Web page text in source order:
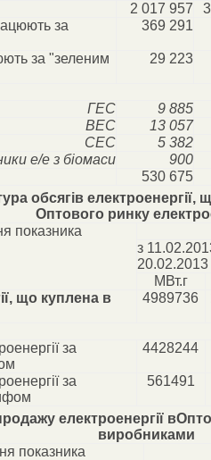
2 017 957
за
369 291
за "зеленим
29 223
ГЕС
9 885
ВЕС
13 057
СЕС
5 382
е/е з біомаси
900
530 675
обсягів
Оптового ринку
показника
з
20.02.2013
МВт.г
що куплена в
4989736
за
4428244
за
561491
електроенергії
виробниками
показника